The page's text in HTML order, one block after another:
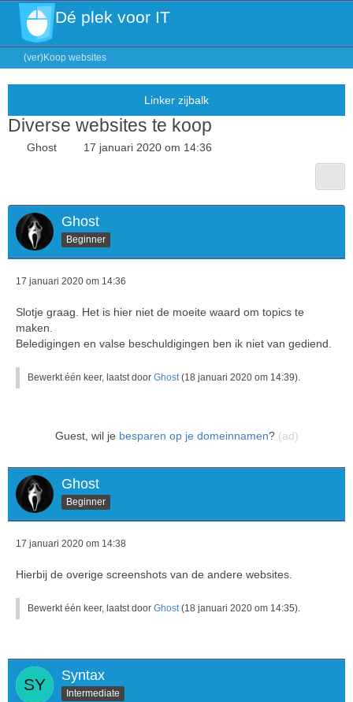
Dé plek voor IT
(ver)Koop websites
Diverse websites te koop
Ghost 17 januari 2020 om 14:36
Ghost
Beginner
17 januari 2020 om 14:36
Slotje graag. Het is hier niet de moeite waard om topics te
maken.
Beledigingen en valse beschuldigingen ben ik niet van gediend.
Bewerkt één keer, laatst door Ghost(18 januari 2020 om 14:39).
Guest, wil je besparen op je domeinnamen? (ad)
Ghost
Beginner
17 januari 2020 om 14:38
Hierbij de overige screenshots van de andere websites.
Bewerkt één keer, laatst door Ghost(18 januari 2020 om 14:35).
Syntax
Intermediate